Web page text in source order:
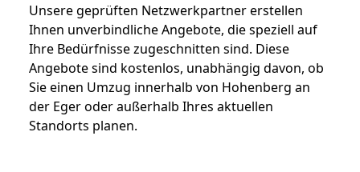
Unsere geprüften Netzwerkpartner erstellen
Ihnen unverbindliche Angebote, die speziell auf
Ihre Bedürfnisse zugeschnitten sind. Diese
Angebote sind kostenlos, unabhängig davon, ob
Sie einen Umzug innerhalb von Hohenberg an
der Eger oder außerhalb Ihres aktuellen
Standorts planen.